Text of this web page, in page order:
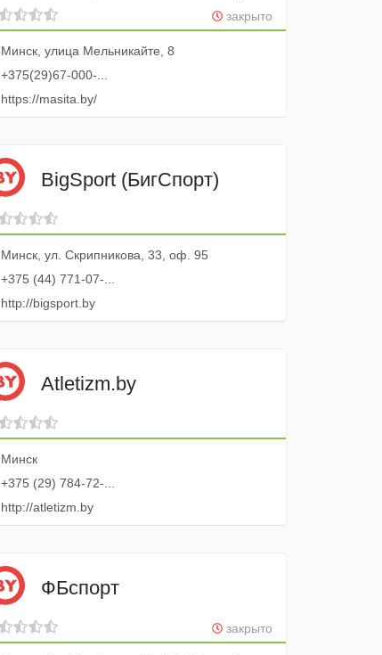
из Нидерландов
закрыто
Минск, улица Мельникайте, 8
+375(29)67-000-...
https://masita.by/
BigSport (БигСпорт)
Минск, ул. Скрипникова, 33, оф. 95
+375 (44) 771-07-...
http://bigsport.by
Atletizm.by
Минск
+375 (29) 784-72-...
http://atletizm.by
ФБспорт
закрыто